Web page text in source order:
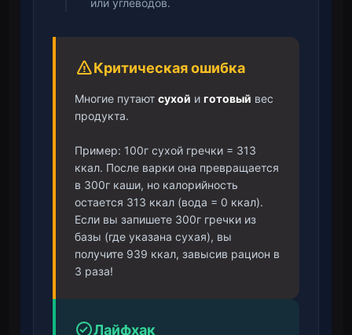
или углеводов.
Критическая ошибка
Многие путаютсухой иготовый вес
продукта.
Пример: 100г сухой гречки = 313
ккал. После варки она превращается
в 300г каши, но калорийность
остается 313 ккал (вода = 0 ккал).
Если вы запишете 300г гречки из
базы (где указана сухая), вы
получите 939 ккал, завысив рацион в
3 раза!
Лайфхак